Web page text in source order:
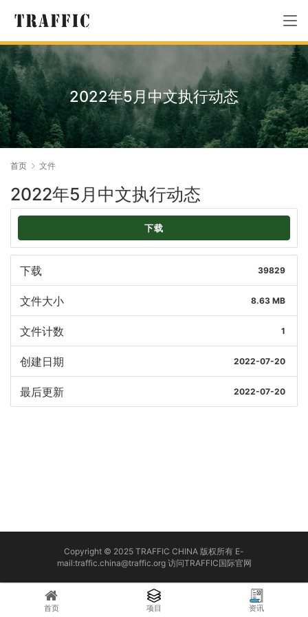
2022年5月中文执行动态
首页 文件
2022年5月中文执行动态
下载
下载 39829
文件大小 8.63 MB
文件计数 1
创建日期 2022-07-20
最后更新 2022-07-20
Copyright © 2025 TRAFFIC CHINA 版权所有 E-
mail:traffic.china@traffic.org 访问TRAFFIC国际官网
首页 项目 资讯